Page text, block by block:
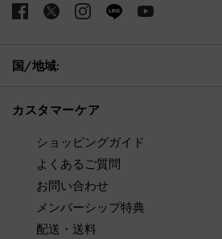
国/地域:
カスタマーケア
ショッピングガイド
よくあるご質問
お問い合わせ
メンバーシップ特典
配送・送料